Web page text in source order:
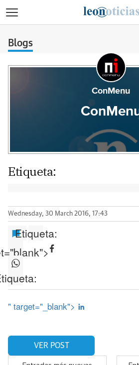
Blogs
ConMenu
Etiqueta:
Wednesday, 30 March 2016, 17:43
Etiqueta:
" target="_blank">
VER POST